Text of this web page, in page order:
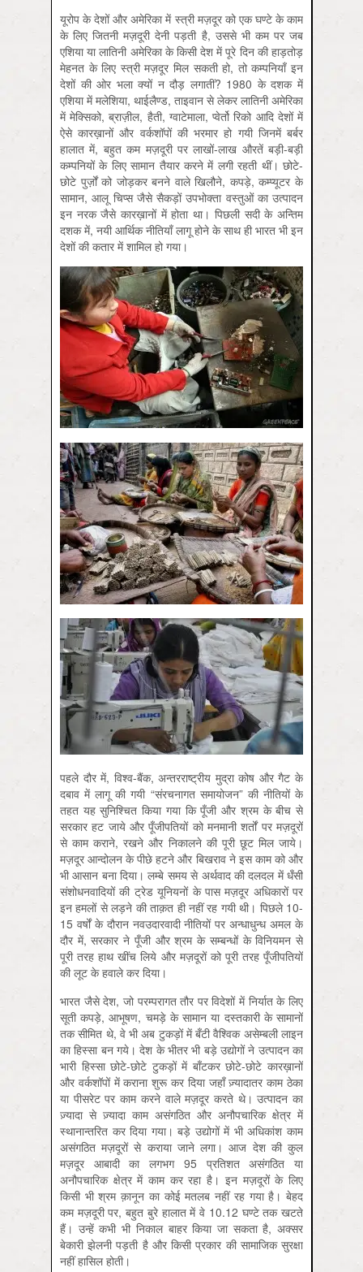
यूरोप के देशों और अमेरिका में स्त्री मज़दूर को एक घण्टे के काम
के लिए जितनी मज़दूरी देनी पड़ती है, उससे भी कम पर जब
एशिया या लातिनी अमेरिका के किसी देश में पूरे दिन की हाड़तोड़
मेहनत के लिए स्त्री मज़दूर मिल सकती हो, तो कम्पनियाँ इन
देशों की ओर भला क्यों न दौड़ लगातीं? 1980 के दशक में
एशिया में मलेशिया, थाईलैण्ड, ताइवान से लेकर लातिनी अमेरिका
में मेक्सिको, ब्राज़ील, हैती, ग्वाटेमाला, प्वेर्तो रिको आदि देशों में
ऐसे कारख़ानों और वर्कशॉपों की भरमार हो गयी जिनमें बर्बर
हालात में, बहुत कम मज़दूरी पर लाखों-लाख औरतें बड़ी-बड़ी
कम्पनियों के लिए सामान तैयार करने में लगी रहती थीं। छोटे-
छोटे पुर्ज़ों को जोड़कर बनने वाले खिलौने, कपड़े, कम्प्यूटर के
सामान, आलू चिप्स जैसे सैकड़ों उपभोक्ता वस्तुओं का उत्पादन
इन नरक जैसे कारख़ानों में होता था। पिछली सदी के अन्तिम
दशक में, नयी आर्थिक नीतियाँ लागू होने के साथ ही भारत भी इन
देशों की कतार में शामिल हो गया।
पहले दौर में, विश्व-बैंक, अन्तरराष्ट्रीय मुद्रा कोष और गैट के
दबाव में लागू की गयी “संरचनागत समायोजन” की नीतियों के
तहत यह सुनिश्चित किया गया कि पूँजी और श्रम के बीच से
सरकार हट जाये और पूँजीपतियों को मनमानी शर्तों पर मज़दूरों
से काम कराने, रखने और निकालने की पूरी छूट मिल जाये।
मज़दूर आन्दोलन के पीछे हटने और बिखराव ने इस काम को और
भी आसान बना दिया। लम्बे समय से अर्थवाद की दलदल में धँसी
संशोधनवादियों की ट्रेड यूनियनों के पास मज़दूर अधिकारों पर
इन हमलों से लड़ने की ताक़त ही नहीं रह गयी थी। पिछले 10-
15 वर्षों के दौरान नवउदारवादी नीतियों पर अन्धाधुन्ध अमल के
दौर में, सरकार ने पूँजी और श्रम के सम्बन्धों के विनियमन से
पूरी तरह हाथ खींच लिये और मज़दूरों को पूरी तरह पूँजीपतियों
की लूट के हवाले कर दिया।
भारत जैसे देश, जो परम्परागत तौर पर विदेशों में निर्यात के लिए
सूती कपड़े, आभूषण, चमड़े के सामान या दस्तकारी के सामानों
तक सीमित थे, वे भी अब टुकड़ों में बँटी वैश्विक असेम्बली लाइन
का हिस्सा बन गये। देश के भीतर भी बड़े उद्योगों ने उत्पादन का
भारी हिस्सा छोटे-छोटे टुकड़ों में बाँटकर छोटे-छोटे कारख़ानों
और वर्कशॉपों में कराना शुरू कर दिया जहाँ ज़्यादातर काम ठेका
या पीसरेट पर काम करने वाले मज़दूर करते थे। उत्पादन का
ज़्यादा से ज़्यादा काम असंगठित और अनौपचारिक क्षेत्र में
स्थानान्तरित कर दिया गया। बड़े उद्योगों में भी अधिकांश काम
असंगठित मज़दूरों से कराया जाने लगा। आज देश की कुल
मज़दूर आबादी का लगभग 95 प्रतिशत असंगठित या
अनौपचारिक क्षेत्र में काम कर रहा है। इन मज़दूरों के लिए
किसी भी श्रम क़ानून का कोई मतलब नहीं रह गया है। बेहद
कम मज़दूरी पर, बहुत बुरे हालात में वे 10.12 घण्टे तक खटते
हैं। उन्हें कभी भी निकाल बाहर किया जा सकता है, अक्सर
बेकारी झेलनी पड़ती है और किसी प्रकार की सामाजिक सुरक्षा
नहीं हासिल होती।